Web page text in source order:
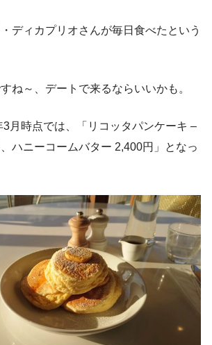
ディカプリオさんが毎日食べたという
ね～、デートで来るならいいかも。
月時点では、「リコッタパンケーキ –
ハニーコームバター 2,400円」となっ